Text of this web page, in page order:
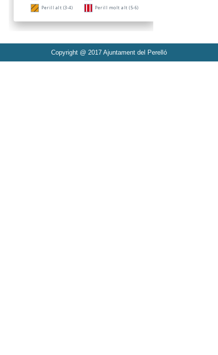
Copyright @ 2017 Ajuntament del Perelló